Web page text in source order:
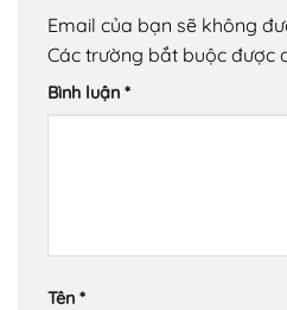
Email của bạn sẽ không
Các trường bắt buộc được
Bình luận *
Tên *